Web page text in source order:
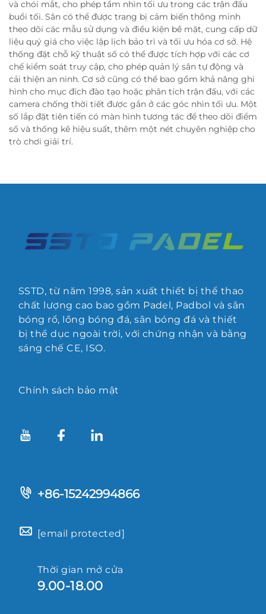
và chói mắt, cho phép tầm nhìn tối ưu trong các trận đấu
buổi tối. Sân có thể được trang bị cảm biến thông minh
theo dõi các mẫu sử dụng và điều kiện bề mặt, cung cấp dữ
liệu quý giá cho việc lập lịch bảo trì và tối ưu hóa cơ sở. Hệ
thống đặt chỗ kỹ thuật số có thể được tích hợp với các cơ
chế kiểm soát truy cập, cho phép quản lý sân tự động và
cải thiện an ninh. Cơ sở cũng có thể bao gồm khả năng ghi
hình cho mục đích đào tạo hoặc phân tích trận đấu, với các
camera chống thời tiết được gắn ở các góc nhìn tối ưu. Một
số lắp đặt tiên tiến có màn hình tương tác để theo dõi điểm
số và thống kê hiệu suất, thêm một nét chuyên nghiệp cho
trò chơi giải trí.
SSTD, từ năm 1998, sản xuất thiết bị thể thao
chất lượng cao bao gồm Padel, Padbol và sân
bóng rổ, lồng bóng đá, sân bóng đá và thiết
bị thể dục ngoài trời, với chứng nhận và bằng
sáng chế CE, ISO.
Chính sách bảo mật
+86-15242994866
[email protected]
Thời gian mở cửa
9.00-18.00